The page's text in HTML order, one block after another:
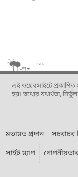
এই ওয়েবসাইটে প্রকাশিত
হয়। তথ্যের যথার্থতা,
মতামত প্রদান সচরাচর
সাইট ম্যাপ